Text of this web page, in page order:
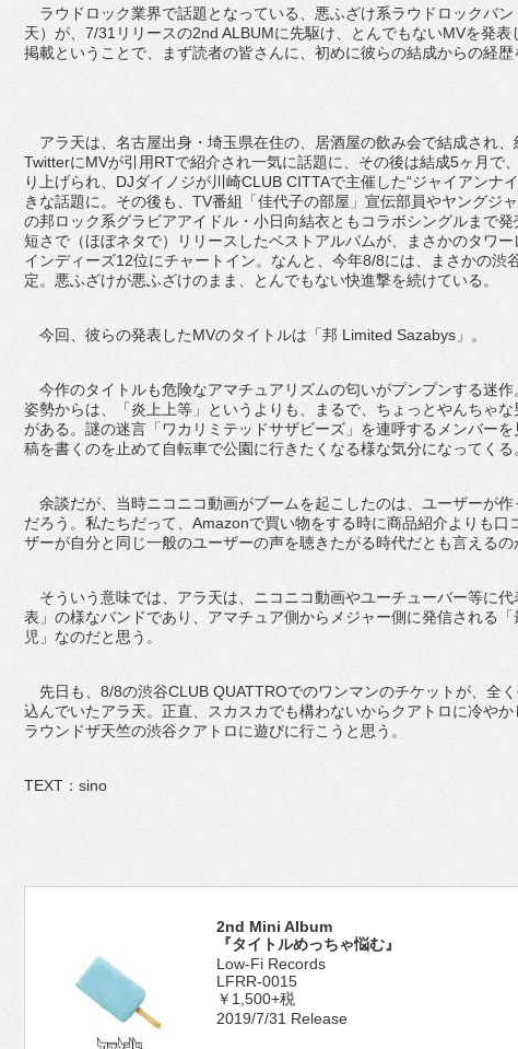
ラウドロック業界で話題となっている、悪ふざけ系ラウドロックバ
天）が、7/31リリースの2nd ALBUMに先駆け、とんでもないMVを発
掲載ということで、まず読者の皆さんに、初めに彼らの結成からの経歴
アラ天は、名古屋出身・埼玉県在住の、居酒屋の飲み会で結成され
TwitterにMVが引用RTで紹介され一気に話題に、その後は結成5ヶ月で
り上げられ、DJダイノジが川崎CLUB CITTAで主催した“ジャイアンナ
きな話題に。その後も、TV番組「佳代子の部屋」宣伝部員やヤングジ
の邦ロック系グラビアアイドル・小日向結衣ともコラボシングルまで
短さで（ほぼネタで）リリースしたベストアルバムが、まさかのタワ
インディーズ12位にチャートイン。なんと、今年8/8には、まさかの渋
定。悪ふざけが悪ふざけのまま、とんでもない快進撃を続けている。
今回、彼らの発表したMVのタイトルは「邦 Limited Sazabys」。
今作のタイトルも危険なアマチュアリズムの匂いがプンプンする迷
姿勢からは、「炎上上等」というよりも、まるで、ちょっとやんちゃ
がある。謎の迷言「ワカリミテッドサザビーズ」を連呼するメンバー
稿を書くのを止めて自転車で公園に行きたくなる様な気分になってくる
余談だが、当時ニコニコ動画がブームを起こしたのは、ユーザーが
だろう。私たちだって、Amazonで買い物をする時に商品紹介よりも口
ザーが自分と同じ一般のユーザーの声を聴きたがる時代だとも言えるの
そういう意味では、アラ天は、ニコニコ動画やユーチューバー等に
表」の様なバンドであり、アマチュア側からメジャー側に発信される
児」なのだと思う。
先日も、8/8の渋谷CLUB QUATTROでのワンマンのチケットが、全
込んでいたアラ天。正直、スカスカでも構わないからクアトロに冷や
ラウンドザ天竺の渋谷クアトロに遊びに行こうと思う。
TEXT：sino
2nd Mini Album
『タイトルめっちゃ悩む』
Low-Fi Records
LFRR-0015
￥1,500+税
2019/7/31 Release